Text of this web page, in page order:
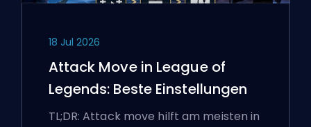
18 Jul 2026
Attack Move in League of
Legends: Beste Einstellungen
TL;DR: Attack move hilft am meisten in